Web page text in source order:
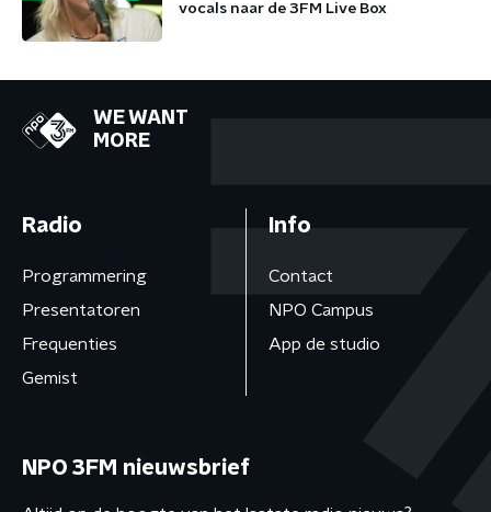
vocals naar de 3FM Live Box
WE WANT
MORE
Radio
Programmering
Presentatoren
Frequenties
Gemist
Info
Contact
NPO Campus
App de studio
NPO 3FM nieuwsbrief